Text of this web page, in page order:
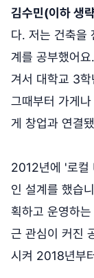
김수민(이하 생
다. 저는 건축을
계를 공부했어
겨서 대학교 3
그때부터 가게
게 창업과 연결
2012년에 '로컬
인 설계를 했습
획하고 운영하
근 관심이 커진
시켜 2018년부